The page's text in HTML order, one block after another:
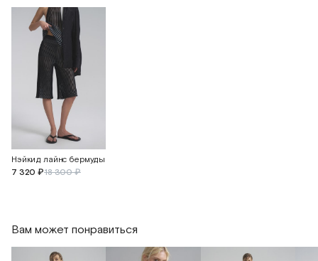
Нэйкид лайнс бермуды
7 320 ₽18 300 ₽
Вам может понравиться